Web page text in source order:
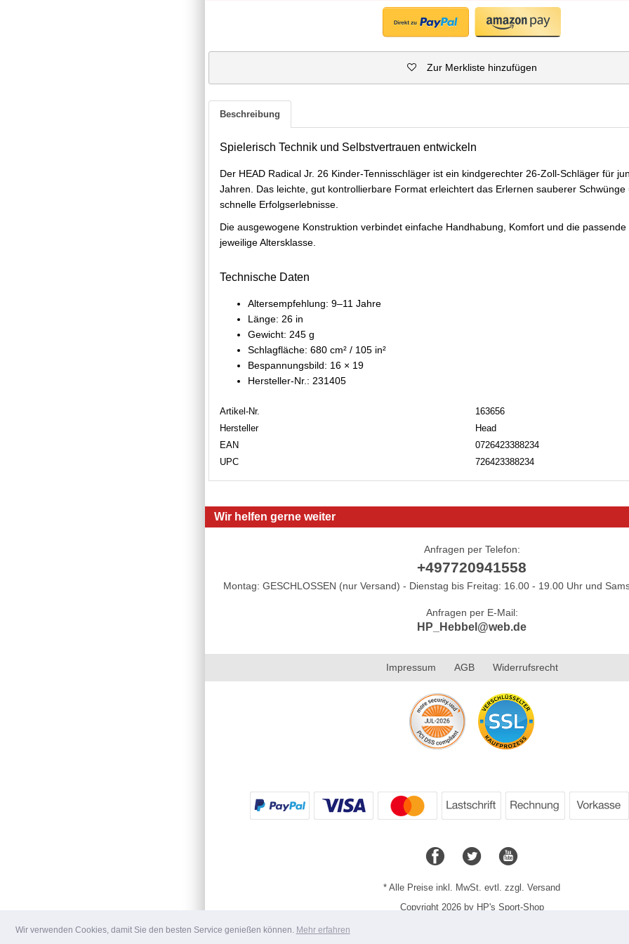
Wir verwenden Cookies, damit Sie den besten Service genießen können. Mehr erfahren
Zur Merkliste hinzufügen
Beschreibung
Spielerisch Technik und Selbstvertrauen entwickeln
Der HEAD Radical Jr. 26 Kinder-Tennisschläger ist ein kindgerechter 26-Zoll-Schläger für
Jahren. Das leichte, gut kontrollierbare Format erleichtert das Erlernen sauberer Schwünge
schnelle Erfolgserlebnisse.
Die ausgewogene Konstruktion verbindet einfache Handhabung, Komfort und die
jeweilige Altersklasse.
Technische Daten
Altersempfehlung: 9–11 Jahre
Länge: 26 in
Gewicht: 245 g
Schlagfläche: 680 cm² / 105 in²
Bespannungsbild: 16 × 19
Hersteller-Nr.: 231405
Artikel-Nr.
163656
Hersteller
Head
EAN
0726423388234
UPC
726423388234
Wir helfen gerne weiter
Anfragen per Telefon:
+497720941558
Montag: GESCHLOSSEN (nur Versand) - Dienstag bis Freitag: 16.00 - 19.00 Uhr und
Anfragen per E-Mail:
HP_Hebbel@web.de
Impressum AGB Widerrufsrecht
* Alle Preise inkl. MwSt. evtl. zzgl. Versand
Copyright 2026 by HP's Sport-Shop